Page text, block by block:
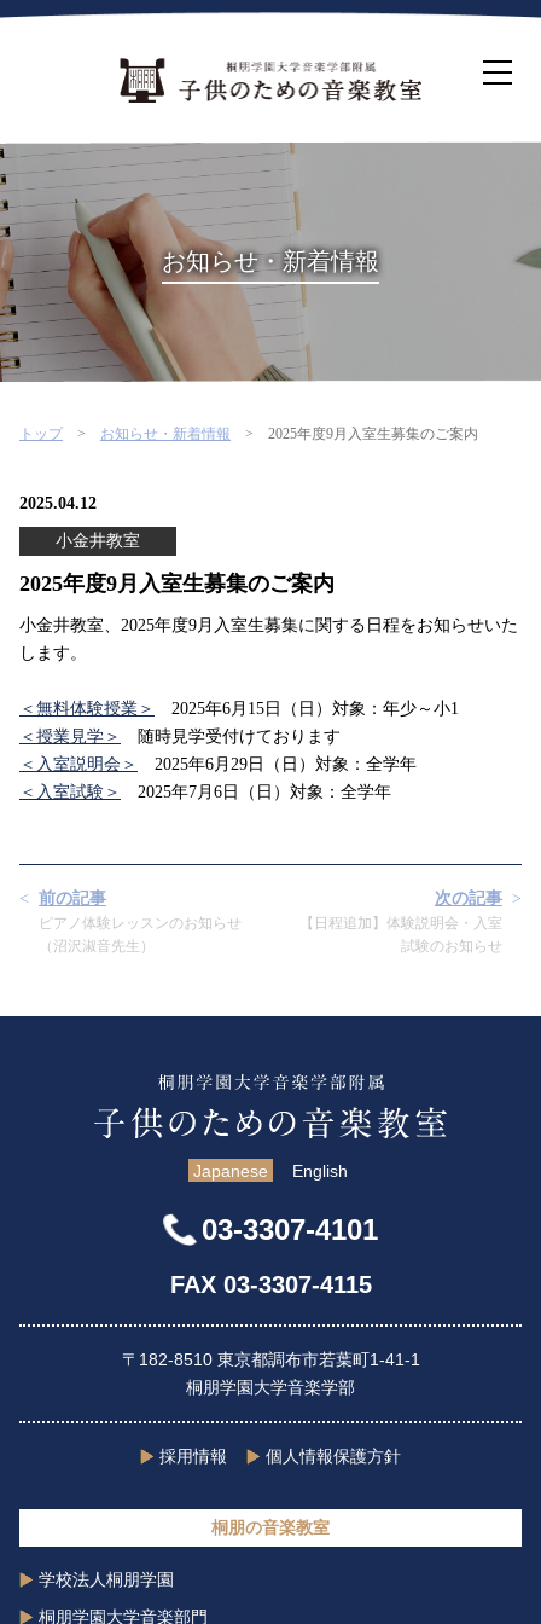
ホーム
生徒募集について
教室案内
コース紹介
概要・沿革
桐朋を選ぶ理由
インタビュー・コラム
イベント
よくある質問
お知らせ・新着情報
トップ お知らせ・新着情報 2025年度9月入室生募集のご案内
2025.04.12
小金井教室
2025年度9月入室生募集のご案内
小金井教室、2025年度9月入室生募集に関する日程をお知らせいた
します。
＜無料体験授業＞
2025年6月15日（日）対象：年少～小1
＜授業見学＞
随時見学受付けております
＜入室説明会＞
2025年6月29日（日）対象：全学年
＜入室試験＞
2025年7月6日（日）対象：全学年
前の記事
ピアノ体験レッスンのお知らせ
（沼沢淑音先生）
次の記事
【日程追加】体験説明会・入室
試験のお知らせ
Japanese English
03-3307-4101
FAX 03-3307-4115
〒182-8510 東京都調布市若葉町1-41-1
桐朋学園大学音楽学部
採用情報 個人情報保護方針
桐朋の音楽教室
学校法人桐朋学園
桐朋学園大学音楽部門